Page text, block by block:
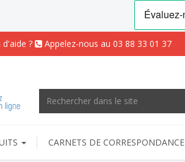
d'aide ? Appelez-nous au 03 88 33 01 37
CARNETS DE CORRESPONDANCE